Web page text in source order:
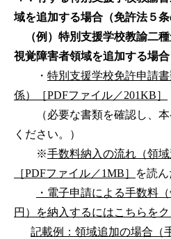
域を追加する場合（免許法５条
（例）特別支援学校教諭二
視覚障害者領域を追加する場合
・ 特別支援学校免許申請
係）［PDFファイル／201KB］
（必要な書類を確認し、本
ください。）
※手数料納入の流れ（領域
［PDFファイル／1MB］
を読ん
・電子申請による手数料
円）を納入するにはこちらを
記載例：領域追加の場合（